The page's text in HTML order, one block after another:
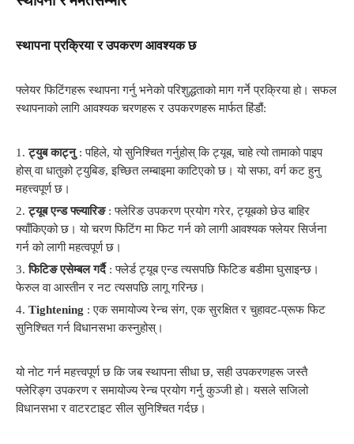
स्थापना प्रक्रिया र उपकरण आवश्यक छ
फ्लेयर फिटिंगहरू स्थापना गर्नु भनेको परिशुद्धताको माग गर्ने प्रक्रिया हो। सफल
स्थापनाको लागि आवश्यक चरणहरू र उपकरणहरू मार्फत हिंडौं:
1.ट्युब काट्नु : पहिले, यो सुनिश्चित गर्नुहोस् कि ट्यूब, चाहे त्यो तामाको पाइप
होस् वा धातुको ट्युबिङ, इच्छित लम्बाइमा काटिएको छ। यो सफा, वर्ग कट हुनु
महत्त्वपूर्ण छ।
2.ट्यूब एन्ड फ्ल्यारिङ : फ्लेरिङ उपकरण प्रयोग गरेर, ट्यूबको छेउ बाहिर
फ्याँकिएको छ। यो चरण फिटिंग मा फिट गर्न को लागी आवश्यक फ्लेयर सिर्जना
गर्न को लागी महत्वपूर्ण छ।
3.फिटिङ एसेम्बल गर्दै : फ्लेर्ड ट्यूब एन्ड त्यसपछि फिटिङ बडीमा घुसाइन्छ।
फेरुल वा आस्तीन र नट त्यसपछि लागू गरिन्छ।
4. Tightening : एक समायोज्य रेन्च संग, एक सुरक्षित र चुहावट-प्रूफ फिट
सुनिश्चित गर्न विधानसभा कस्नुहोस्।
यो नोट गर्न महत्त्वपूर्ण छ कि जब स्थापना सीधा छ, सही उपकरणहरू जस्तै
फ्लेरिङ्ग उपकरण र समायोज्य रेन्च प्रयोग गर्नु कुञ्जी हो। यसले सजिलो
विधानसभा र वाटरटाइट सील सुनिश्चित गर्दछ।